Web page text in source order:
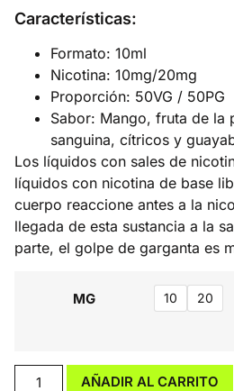
Características:
Formato: 10ml
Nicotina: 10mg/20mg
Proporción: 50VG / 50PG
Sabor: Mango, fruta de la
sanguina, cítricos y
Los líquidos con sales de
líquidos con nicotina de base
cuerpo reaccione antes a la
llegada de esta sustancia a la
parte, el golpe de garganta es
MG 10 20
AÑADIR AL CARRITO